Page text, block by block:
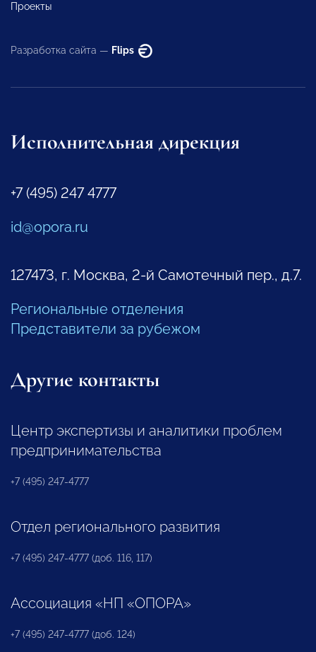
Проекты
Разработка сайта — Flips
Исполнительная дирекция
+7 (495) 247 4777
id@opora.ru
127473, г. Москва, 2-й Самотечный пер., д.7.
Региональные отделения
Представители за рубежом
Другие контакты
Центр экспертизы и аналитики проблем
предпринимательства
+7 (495) 247-4777
Отдел регионального развития
+7 (495) 247-4777 (доб. 116, 117)
Ассоциация «НП «ОПОРА»
+7 (495) 247-4777 (доб. 124)